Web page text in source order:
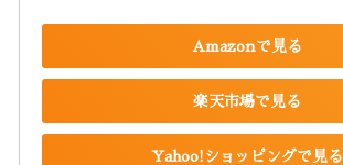
Amazonで見る
楽天市場で見る
Yahoo!ショッピングで見る